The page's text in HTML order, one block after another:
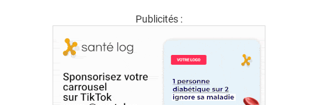
Publicités :